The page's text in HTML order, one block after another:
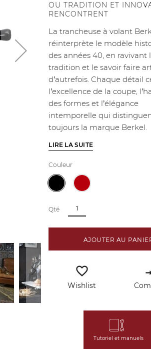
OU TRADITION ET
RENCONTRENT
La trancheuse à volant
réinterprète le modèle
des années 40, en ravivant
tradition et le savoir faire
d’autrefois. Chaque détail
l’excellence de la coupe,
des formes et l’élégance
intemporelle qui
toujours la marque Berkel.
LIRE LA SUITE
Couleur
Qté
AJOUTER AU
favorite_border
Wishlist
Tutoriel et manuels